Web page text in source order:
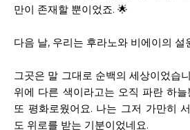
만이 존재할 뿐이었죠. 🌟
다음 날, 우리는 후라노와 비에이의 설
그곳은 말 그대로 순백의 세상이었습
위에 다른 색이라고는 오직 파란 하
또 평화로웠어요. 나는 그저 가만히
도 위로를 받는 기분이었네요.